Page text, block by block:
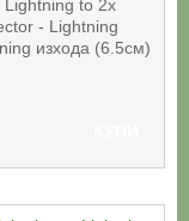
to 2x
- Lightning
изхода (6.5см)